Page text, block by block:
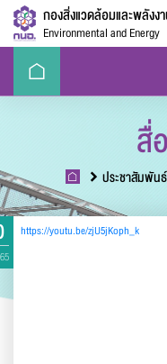
กองสิ่งแวดล้อมและพลังง
Environmental and Energy
สื่
ประชาสัมพันธ์
https://youtu.be/zjU5jKoph_k